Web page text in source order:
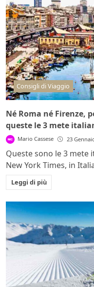
Consigli di Viaggio
Né Roma né Firenze,
queste le 3 mete
Mario Cassese 23
Queste sono le 3 mete
New York Times, in
Leggi di più